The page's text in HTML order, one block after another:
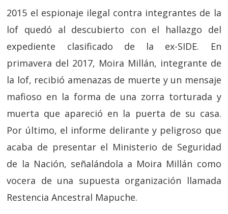
2015 el espionaje ilegal contra integrantes de la
lof quedó al descubierto con el hallazgo del
expediente clasificado de la ex-SIDE. En
primavera del 2017, Moira Millán, integrante de
la lof, recibió amenazas de muerte y un mensaje
mafioso en la forma de una zorra torturada y
muerta que apareció en la puerta de su casa.
Por último, el informe delirante y peligroso que
acaba de presentar el Ministerio de Seguridad
de la Nación, señalándola a Moira Millán como
vocera de una supuesta organización llamada
Restencia Ancestral Mapuche.